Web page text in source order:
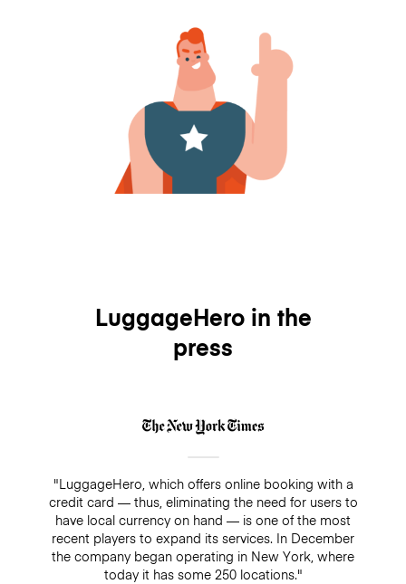
LuggageHero in the
press
"LuggageHero, which offers online booking with a
credit card — thus, eliminating the need for users to
have local currency on hand — is one of the most
recent players to expand its services. In December
the company began operating in New York, where
today it has some 250 locations."